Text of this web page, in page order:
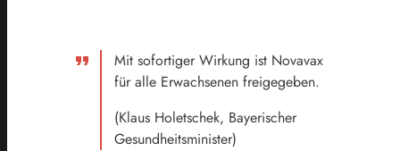
Mit sofortiger Wirkung ist Novavax
für alle Erwachsenen freigegeben.
(Klaus Holetschek, Bayerischer
Gesundheitsminister)